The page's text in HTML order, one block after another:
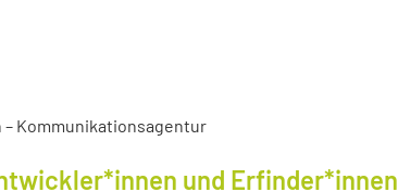
– Kommunikationsagentur
und Erfinder*innen